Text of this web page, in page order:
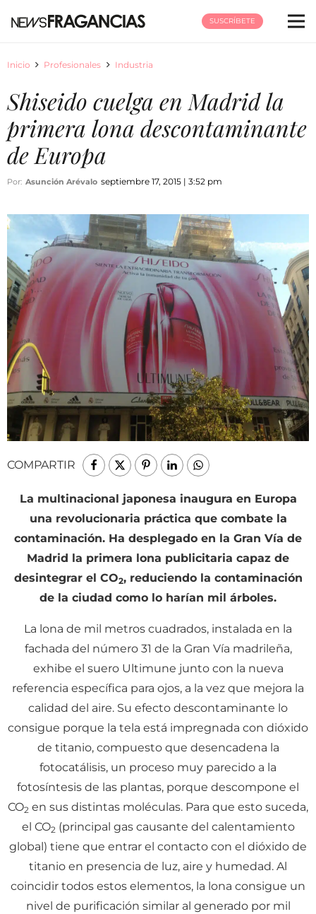
SUSCRÍBETE
Inicio Profesionales Industria
Shiseido cuelga en Madrid la
primera lona descontaminante
de Europa
Por: Asunción Arévalo septiembre 17, 2015 | 3:52 pm
COMPARTIR
La multinacional japonesa inaugura en Europa
una revolucionaria práctica que combate la
contaminación. Ha desplegado en la Gran Vía de
Madrid la primera lona publicitaria capaz de
desintegrar el CO2, reduciendo la contaminación
de la ciudad como lo harían mil árboles.
La lona de mil metros cuadrados, instalada en la
fachada del número 31 de la Gran Vía madrileña,
exhibe el suero Ultimune junto con la nueva
referencia específica para ojos, a la vez que mejora la
calidad del aire. Su efecto descontaminante lo
consigue porque la tela está impregnada con dióxido
de titanio, compuesto que desencadena la
fotocatálisis, un proceso muy parecido a la
fotosíntesis de las plantas, porque descompone el
CO2 en sus distintas moléculas. Para que esto suceda,
el CO2 (principal gas causante del calentamiento
global) tiene que entrar el contacto con el dióxido de
titanio en presencia de luz, aire y humedad. Al
coincidir todos estos elementos, la lona consigue un
nivel de purificación similar al generado por mil